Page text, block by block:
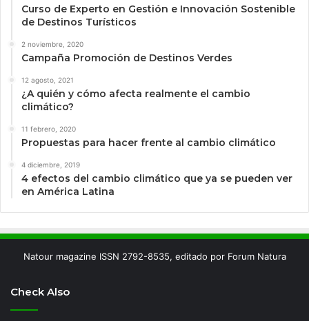
Curso de Experto en Gestión e Innovación Sostenible
de Destinos Turísticos
2 noviembre, 2020
Campaña Promoción de Destinos Verdes
12 agosto, 2021
¿A quién y cómo afecta realmente el cambio
climático?
11 febrero, 2020
Propuestas para hacer frente al cambio climático
4 diciembre, 2019
4 efectos del cambio climático que ya se pueden ver
en América Latina
Natour magazine ISSN 2792-8535, editado por Forum Natura
Check Also